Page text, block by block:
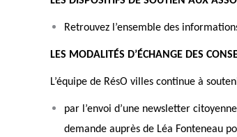
Retrouvez l’ensemble des
LES MODALITÉS D’ÉCHANGE DES
L’équipe de RésO villes continue à
par l’envoi d’une newsletter
demande auprès de Léa Fonteneau